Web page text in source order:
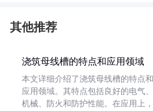
其他推荐
浇筑母线槽的特点和应用领域
本文详细介绍了浇筑母线槽的特点和
应用领域。其特点包括良好的电气、
机械、防火和防护性能。在应用上，